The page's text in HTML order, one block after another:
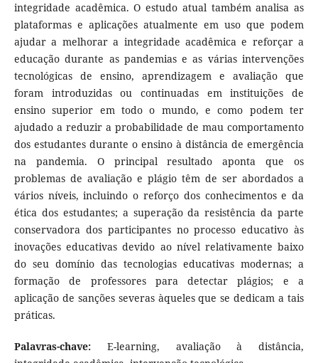
integridade acadêmica. O estudo atual também analisa as
plataformas e aplicações atualmente em uso que podem
ajudar a melhorar a integridade acadêmica e reforçar a
educação durante as pandemias e as várias intervenções
tecnológicas de ensino, aprendizagem e avaliação que
foram introduzidas ou continuadas em instituições de
ensino superior em todo o mundo, e como podem ter
ajudado a reduzir a probabilidade de mau comportamento
dos estudantes durante o ensino à distância de emergência
na pandemia. O principal resultado aponta que os
problemas de avaliação e plágio têm de ser abordados a
vários níveis, incluindo o reforço dos conhecimentos e da
ética dos estudantes; a superação da resistência da parte
conservadora dos participantes no processo educativo às
inovações educativas devido ao nível relativamente baixo
do seu domínio das tecnologias educativas modernas; a
formação de professores para detectar plágios; e a
aplicação de sanções severas àqueles que se dedicam a tais
práticas.
Palavras-chave:E-learning, avaliação à distância,